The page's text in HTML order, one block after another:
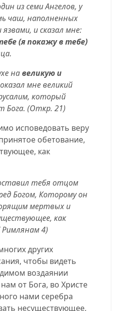
из семи Ангелов, у
чаш, наполненных
и сказал мне:
(я покажу в тебе)
навеликую и
мне великий
, который
Бога. (Откр. 21)
исповедовать веру
обетование,
как
тебя отцом
Богом, Которому он
мертвых и
как
4)
других
чтобы видеть
воздаянии
от Бога, во Христе
нами серебра
несуществующее,